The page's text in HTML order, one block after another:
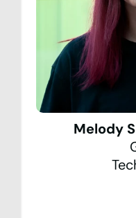
Melody